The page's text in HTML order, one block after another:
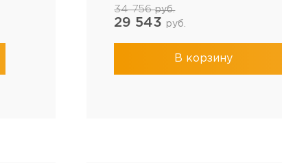
34 756руб.
29 543 руб.
В корзину